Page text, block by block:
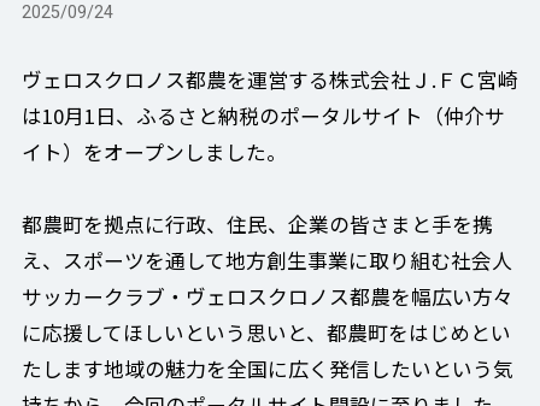
2025/09/24
ヴェロスクロノス都農を運営する株式会社Ｊ.ＦＣ宮崎
は10月1日、ふるさと納税のポータルサイト（仲介サ
イト）をオープンしました。
都農町を拠点に行政、住民、企業の皆さまと手を携
え、スポーツを通して地方創生事業に取り組む社会人
サッカークラブ・ヴェロスクロノス都農を幅広い方々
に応援してほしいという思いと、都農町をはじめとい
たします地域の魅力を全国に広く発信したいという気